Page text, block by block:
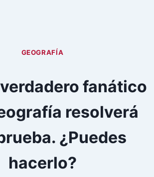
GEOGRAFÍA
fanático
resolverá
¿Puedes
hacerlo?